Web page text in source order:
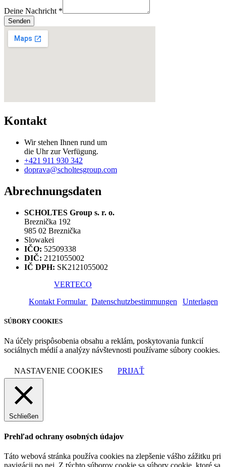
Deine Nachricht *
Senden
Kontakt
Wir stehen Ihnen rund um
die Uhr zur Verfügung.
+421 911 930 342
doprava@scholtesgroup.com
Abrechnungsdaten
SCHOLTES Group s. r. o.
Breznička 192
985 02 Breznička
Slowakei
IČO: 52509338
DIČ: 2121055002
IČ DPH: SK2121055002
VERTECO
Kontakt Formular Datenschutzbestimmungen Unterlagen
SÚBORY COOKIES
Na účely prispôsobenia obsahu a reklám, poskytovania funkcií
sociálnych médií a analýzy návštevnosti používame súbory cookies.
NASTAVENIE COOKIES PRIJAŤ
Schließen
Prehľad ochrany osobných údajov
Táto webová stránka používa cookies na zlepšenie vášho zážitku pri